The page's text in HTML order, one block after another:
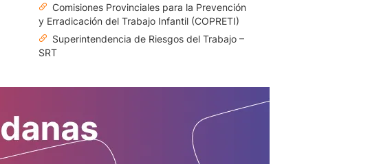
Comisiones Provinciales para la Prevención
y Erradicación del Trabajo Infantil (COPRETI)
Superintendencia de Riesgos del Trabajo –
SRT